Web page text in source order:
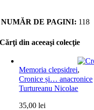
NUMĂR DE PAGINI: 118
Cărţi din aceeaşi colecţie
Memoria clepsidrei,
Cronice și… anacronice
Turtureanu Nicolae
35,00lei